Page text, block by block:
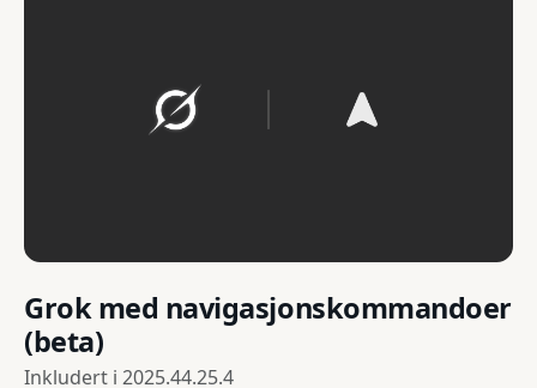
Grok med navigasjonskommandoer
(beta)
Inkludert i 2025.44.25.4